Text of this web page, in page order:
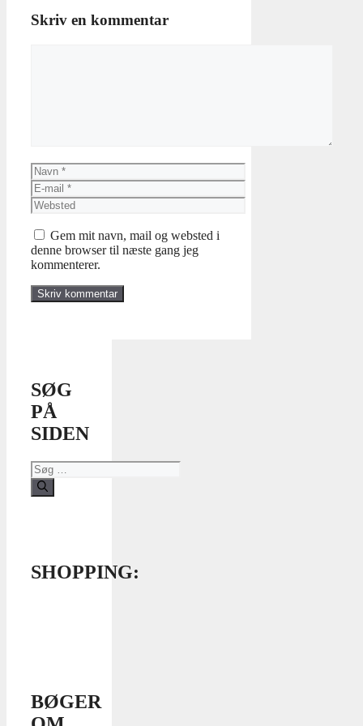
Skriv en kommentar
Navn
E-
mail
Websted
Gem mit navn, mail og websted i
denne browser til næste gang jeg
kommenterer.
SØG
PÅ
SIDEN
Søg
efter:
SHOPPING:
BØGER